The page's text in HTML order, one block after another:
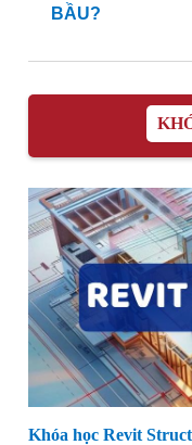
BẦU?
Khóa học Revit